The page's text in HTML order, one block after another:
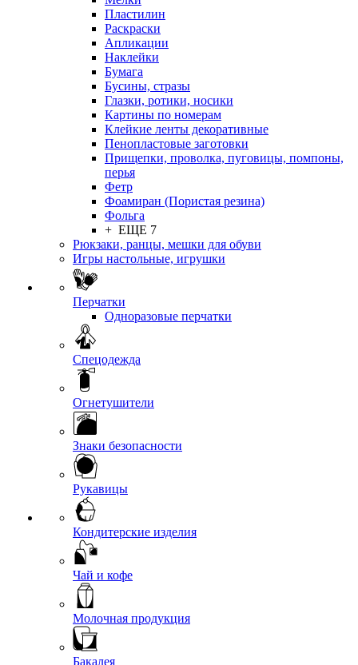
Пластилин
Раскраски
Апликации
Наклейки
Бумага
Бусины, стразы
Глазки, ротики, носики
Картины по номерам
Клейкие ленты декоративные
Пенопластовые заготовки
Прищепки, проволка, пуговицы, помпоны,
перья
Фетр
Фоамиран (Пористая резина)
Фольга
+ ЕЩЕ 7
Рюкзаки, ранцы, мешки для обуви
Игры настольные, игрушки
Перчатки
Одноразовые перчатки
Спецодежда
Огнетушители
Знаки безопасности
Рукавицы
Кондитерские изделия
Чай и кофе
Молочная продукция
Бакалея